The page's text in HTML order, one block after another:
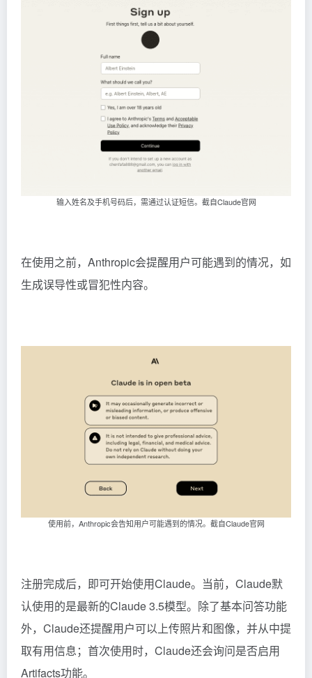
输入姓名及手机号码后，需通过认证短信。截自Claude官网
在使用之前，Anthropic会提醒用户可能遇到的情况，如
生成误导性或冒犯性内容。
使用前，Anthropic会告知用户可能遇到的情况。截自Claude官网
注册完成后，即可开始使用Claude。当前，Claude默
认使用的是最新的Claude 3.5模型。除了基本问答功能
外，Claude还提醒用户可以上传照片和图像，并从中提
取有用信息；首次使用时，Claude还会询问是否启用
Artifacts功能。